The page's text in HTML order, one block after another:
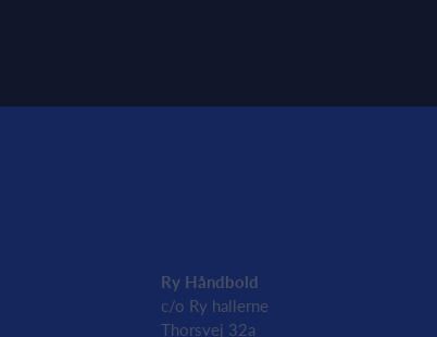
Ry Håndbold
c/o Ry hallerne
Thorsvej 32a